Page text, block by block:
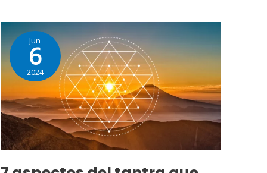
Jun
6
2024
7
aspectos
del
tantra
quizás
conocias